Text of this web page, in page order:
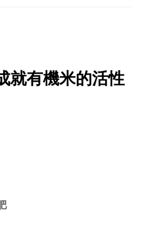
就有機米的活性